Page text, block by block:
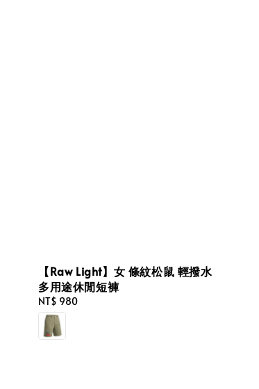
【Raw Light】女 條紋松鼠 輕撥水
多用途休閒短褲
Regular
price
NT$ 980